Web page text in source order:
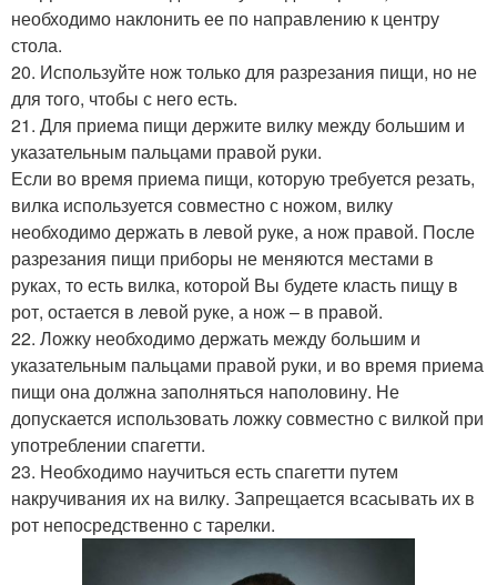
необходимо наклонить ее по направлению к центру
стола.
20. Используйте нож только для разрезания пищи, но не
для того, чтобы с него есть.
21. Для приема пищи держите вилку между большим и
указательным пальцами правой руки.
Если во время приема пищи, которую требуется резать,
вилка используется совместно с ножом, вилку
необходимо держать в левой руке, а нож правой. После
разрезания пищи приборы не меняются местами в
руках, то есть вилка, которой Вы будете класть пищу в
рот, остается в левой руке, а нож – в правой.
22. Ложку необходимо держать между большим и
указательным пальцами правой руки, и во время приема
пищи она должна заполняться наполовину. Не
допускается использовать ложку совместно с вилкой при
употреблении спагетти.
23. Необходимо научиться есть спагетти путем
накручивания их на вилку. Запрещается всасывать их в
рот непосредственно с тарелки.